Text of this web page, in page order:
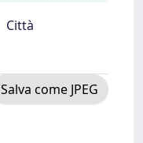
Città
Salva come JPEG